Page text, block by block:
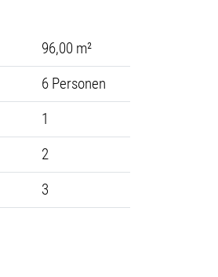
96,00 m²
6 Personen
1
2
3